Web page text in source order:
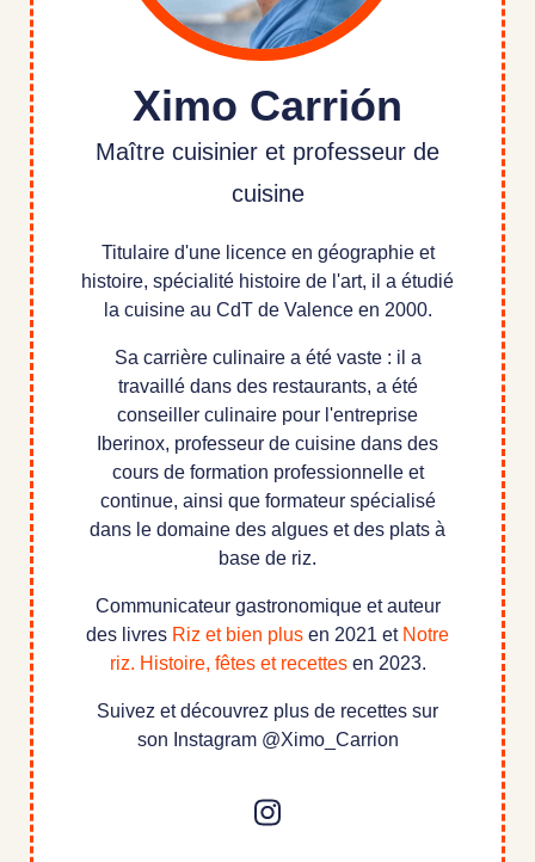
Ximo Carrión
Maître cuisinier et professeur de
cuisine
Titulaire d'une licence en géographie et
histoire, spécialité histoire de l'art, il a étudié
la cuisine au CdT de Valence en 2000.
Sa carrière culinaire a été vaste : il a
travaillé dans des restaurants, a été
conseiller culinaire pour l'entreprise
Iberinox, professeur de cuisine dans des
cours de formation professionnelle et
continue, ainsi que formateur spécialisé
dans le domaine des algues et des plats à
base de riz.
Communicateur gastronomique et auteur
des livres Riz et bien plus en 2021 et Notre
riz. Histoire, fêtes et recettesen 2023.
Suivez et découvrez plus de recettes sur
son Instagram @Ximo_Carrion